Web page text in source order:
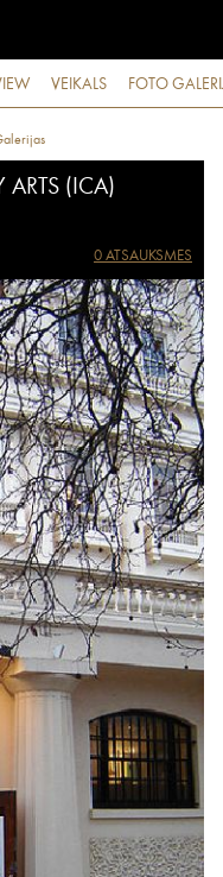
VEIKALS FOTO
ARTS (ICA)
0 ATSAUKSMES